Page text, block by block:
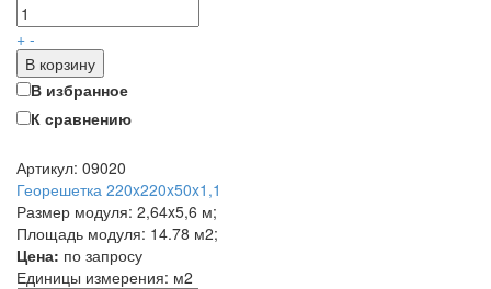
+ -
В корзину
В избранное
К сравнению
Артикул: 09020
Георешетка 220x220x50x1,1
Размер модуля: 2,64x5,6 м;
Площадь модуля: 14.78 м2;
Цена: по запросу
Единицы измерения: м2